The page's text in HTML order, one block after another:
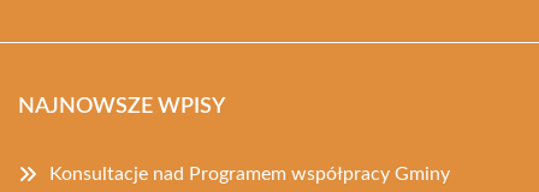
NAJNOWSZE WPISY
Konsultacje nad Programem współpracy Gminy